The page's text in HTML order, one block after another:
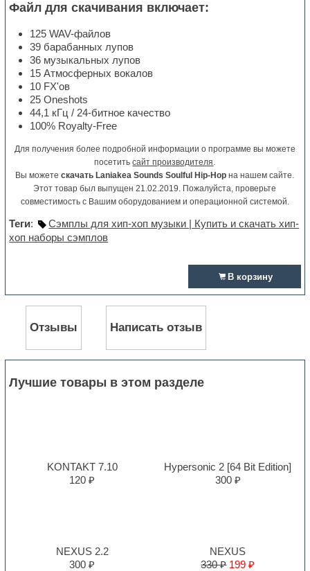
Файл для скачивания включает:
125 WAV-файлов
39 барабанных лупов
36 музыкальных лупов
15 Атмосферных вокалов
10 FX'ов
25 Oneshots
44,1 кГц / 24-битное качество
100% Royalty-Free
Для получения более подробной информации о программе вы можете
посетитьсайт производителя.
Вы можетескачать Laniakea Sounds Soulful Hip-Hop на нашем сайте.
Этот товар был выпущен 21.02.2019. Пожалуйста, проверьте
совместимость с Вашим оборудованием и операционной системой.
Теги:
Сэмплы для хип-хоп музыки | Купить и скачать хип-
хоп наборы сэмплов
В корзину
Отзывы Написать отзыв
Лучшие товары в этом разделе
KONTAKT 7.10
120 ₽
Hypersonic 2 [64 Bit Edition]
300 ₽
NEXUS 2.2
300 ₽
NEXUS
330 ₽ 199 ₽